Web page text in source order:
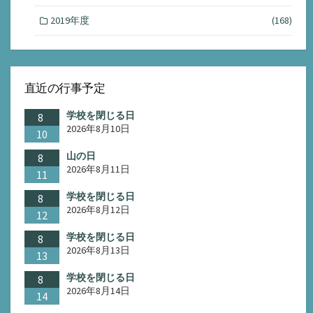
2019年度 (168)
直近の行事予定
8
10
学校を閉じる日
2026年8月10日
8
11
山の日
2026年8月11日
8
12
学校を閉じる日
2026年8月12日
8
13
学校を閉じる日
2026年8月13日
8
14
学校を閉じる日
2026年8月14日